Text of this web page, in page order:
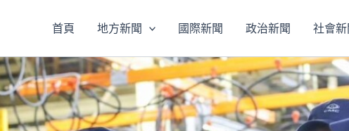
首頁 地方新聞 國際新聞 政治新聞 社會